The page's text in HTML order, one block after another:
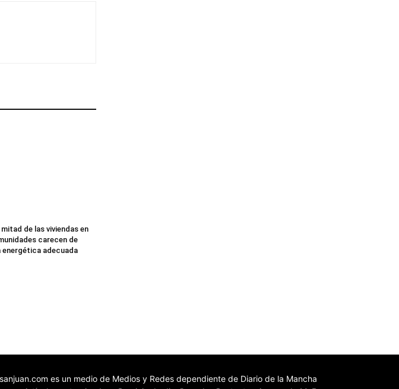
mitad de las viviendas en
carecen de
energética adecuada
es un medio de Medios y Redes dependiente de Diario de la Mancha